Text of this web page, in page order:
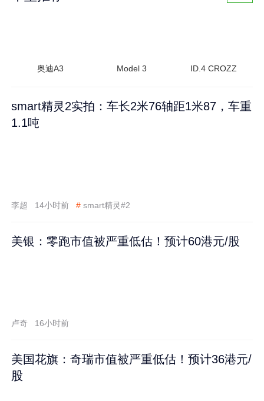
奥迪A3 Model 3 ID.4 CROZZ
smart精灵2实拍：车长2米76轴距1米87，车重
1.1吨
李超 14小时前 # smart精灵#2
美银：零跑市值被严重低估！预计60港元/股
卢奇 16小时前
美国花旗：奇瑞市值被严重低估！预计36港元/
股